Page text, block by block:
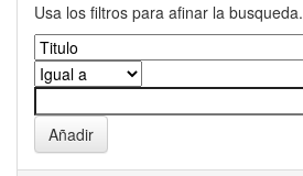
Usa los filtros para afinar la busqueda.